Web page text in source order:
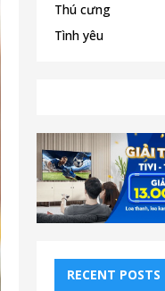
Thú cưng
Tình yêu
RECENT POSTS